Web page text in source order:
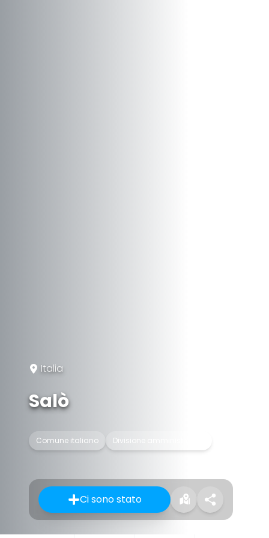
Italia
Salò
Comune italiano Divisione amministrativa
Ci sono stato